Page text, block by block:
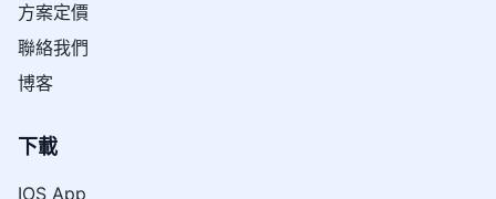
方案定價
聯絡我們
博客
下載
IOS App